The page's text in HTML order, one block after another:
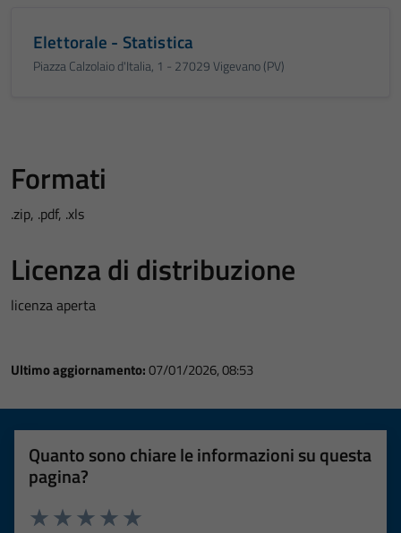
Elettorale - Statistica
Piazza Calzolaio d'Italia, 1 - 27029 Vigevano (PV)
Formati
.zip, .pdf, .xls
Licenza di distribuzione
licenza aperta
Ultimo aggiornamento:07/01/2026, 08:53
Quanto sono chiare le informazioni su questa
pagina?